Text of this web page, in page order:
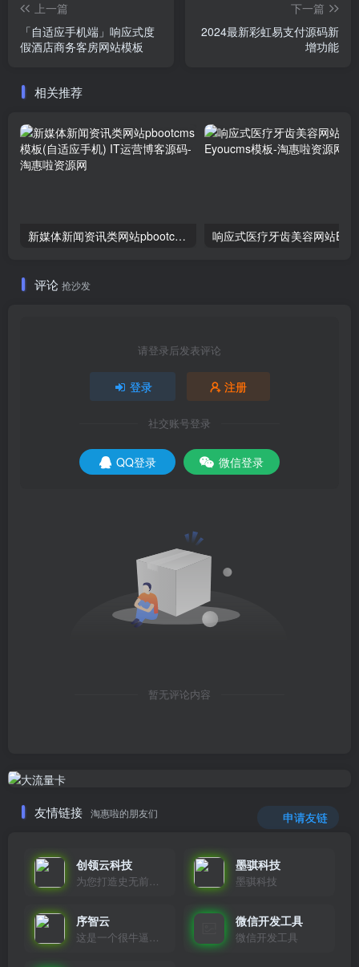
上一篇
「自适应手机端」响应式度
假酒店商务客房网站模板
下一篇
2024最新彩虹易支付源码新
增功能
相关推荐
新媒体新闻资讯类网站pbootcms模板(自适应手机) IT运营博客源码
评论 抢沙发
请登录后发表评论
登录 注册
社交账号登录
QQ登录 微信登录
暂无评论内容
友情链接 淘惠啦的朋友们 申请友链
创领云科技
为您打造史无前例的应用产品带您认识新时代产品的创新
墨骐科技
墨骐科技
序智云
这是一个很牛逼的开发者，要开发找他准行！
微信开发工具
微信开发工具